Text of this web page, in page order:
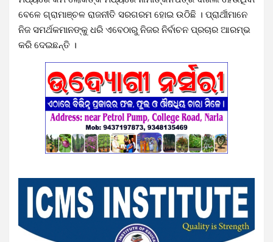
ବେଳେ ଗ୍ରାମାଞ୍ଚଳ ରାଜନୀତି ସରଗରମ ହୋଇ ଉଠିଛି । ପ୍ରାର୍ଥୀମାନେ
ନିଜ ସମର୍ଥକମାନଙ୍କୁ ଧରି ଏବେଠାରୁ ନିଜର ନିର୍ବାଚନ ପ୍ରଚାର ଆରମ୍ଭ
କରି ଦେଇଛନ୍ତି ।